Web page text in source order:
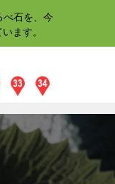
べ石を、今
ます。